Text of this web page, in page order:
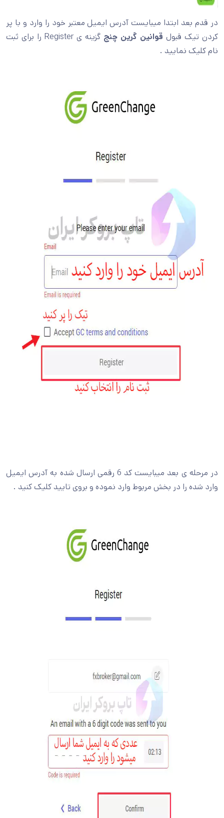
در قدم بعد ابتدا میبایست آدرس ایمیل معتبر خود را وارد و با پر
کردن تیک قبول قوانین گرین چنج
گزینه ی Register را برای ثبت
نام کلیک نمایید .
در مرحله ی بعد میبایست کد 6 رقمی ارسال شده به آدرس ایمیل
وارد شده را در بخش مربوط وارد نموده و بروی تایید کلیک کنید .